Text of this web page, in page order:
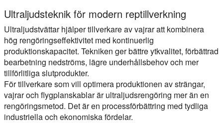
Ultraljudsteknik för modern reptillverkning
Ultraljudstvättar hjälper tillverkare av vajrar att kombinera
hög rengöringseffektivitet med kontinuerlig
produktionskapacitet. Tekniken ger bättre ytkvalitet, förbättrad
bearbetning nedströms, lägre underhållsbehov och mer
tillförlitliga slutprodukter.
För tillverkare som vill optimera produktionen av strängar,
vajrar och flygplanskablar är ultraljudsrengöring mer än en
rengöringsmetod. Det är en processförbättring med tydliga
industriella och ekonomiska fördelar.